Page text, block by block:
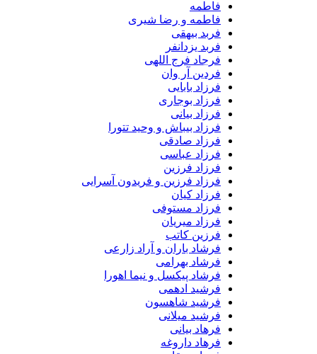
فاطمه و رضا شیری
فربد بیهقی
فربد یزدانفر
فرجاد فرج اللهی
فردین آر وان
فرزاد بابایی
فرزاد بوجاری
فرزاد بیانی
فرزاد بیباش و وحید تتورا
فرزاد صادقی
فرزاد عباسی
فرزاد فرزین
فرزاد فرزین و فریدون آسرایی
فرزاد کیان
فرزاد مستوفی
فرزاد میریان
فرزین کاتب
فرشاد باران و آراد زارعی
فرشاد بهرامی
فرشاد پیکسل و نیما اهورا
فرشید ادهمی
فرشید شاهسون
فرشید میلانی
فرهاد بیانی
فرهاد داروغه